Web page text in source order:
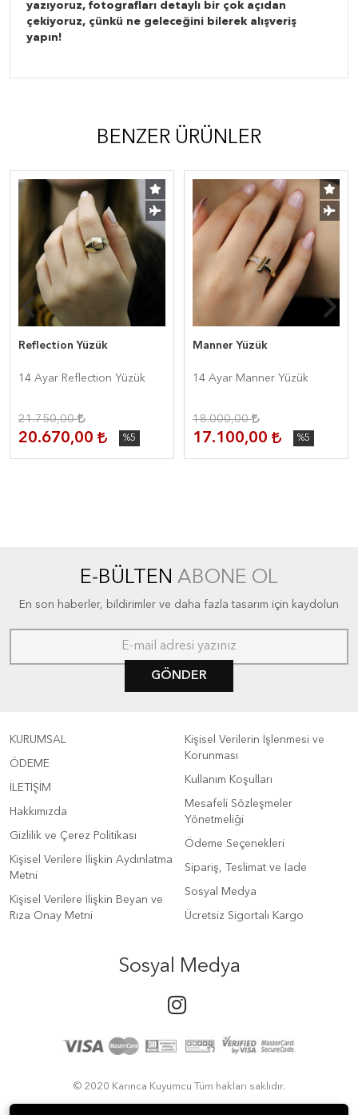
yazıyoruz, fotografları detaylı bir çok açıdan
çekiyoruz, çünkü ne geleceğini bilerek alışveriş
yapın!
BENZER ÜRÜNLER
Reflection Yüzük
14 Ayar Reflection Yüzük
21.750,00
20.670,00 %5
Manner Yüzük
14 Ayar Manner Yüzük
18.000,00
17.100,00 %5
E-BÜLTEN ABONE OL
En son haberler, bildirimler ve daha fazla tasarım için kaydolun
GÖNDER
KURUMSAL
ÖDEME
İLETİŞİM
Hakkımızda
Gizlilik ve Çerez Politikası
Kişisel Verilere İlişkin Aydınlatma
Metni
Kişisel Verilere İlişkin Beyan ve
Rıza Onay Metni
Kişisel Verilerin İşlenmesi ve
Korunması
Kullanım Koşulları
Mesafeli Sözleşmeler
Yönetmeliği
Ödeme Seçenekleri
Sipariş, Teslimat ve İade
Sosyal Medya
Ücretsiz Sigortalı Kargo
Sosyal Medya
© 2020 Karınca Kuyumcu Tüm hakları saklıdır.